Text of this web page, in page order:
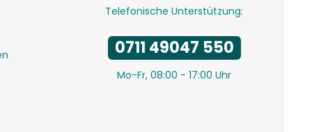
Telefonische Unterstützung:
0711 49047 550
Mo-Fr, 08:00 - 17:00 Uhr